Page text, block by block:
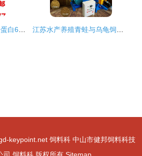
keypoint.net 饲料科 中山市健邦饲料科技